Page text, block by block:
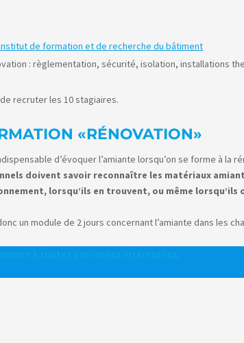
de formation et de recherche du bâtiment
: règlementation, sécurité, isolation, installations
recruter les 10 stagiaires.
«RÉNOVATION»
d’évoquer l’amiante lorsqu’on se forme à la
doivent savoir reconnaître les matériaux
lorsqu’ils en trouvent, ou même lorsqu’ils
un module de 2 jours concernant l’amiante dans les